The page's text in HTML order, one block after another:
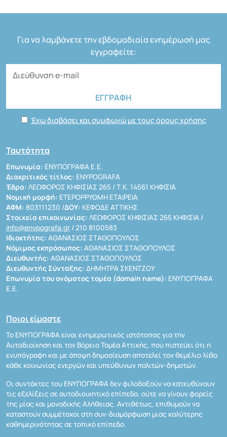
Για να λαμβάνετε την εβδομαδιαία ενημέρωσή μας
εγγραφείτε:
Έχω διαβάσει και συμφωνώ με τους όρους χρήσης
Ταυτότητα
Επωνυμία: ΕΝΥΠΟΓΡΑΦΑ Ε.Ε.
Διακριτικός τίτλος: ENYPOGRAFA
Έδρα: ΛΕΩΦΟΡΟΣ ΚΗΦΙΣΙΑΣ 265 / Τ.Κ. 14561 ΚΗΦΙΣΙΑ
Νομική μορφή: ΕΤΕΡΟΡΡΥΘΜΗ ΕΤΑΙΡΕΙΑ
ΑΦΜ: 803111230 /ΔΟΥ: ΚΕΦΟΔΕ ΑΤΤΙΚΗΣ
Στοιχεία επικοινωνίας: ΛΕΩΦΟΡΟΣ ΚΗΦΙΣΙΑΣ 265 ΚΗΦΙΣΙΑ /
info@enypografa.gr / 210 8100583
Ιδιοκτήτης: ΑΘΑΝΑΣΙΟΣ ΣΤΑΘΟΠΟΥΛΟΣ
Νόμιμος εκπρόσωπος: ΑΘΑΝΑΣΙΟΣ ΣΤΑΘΟΠΟΥΛΟΣ
Διευθυντής: ΑΘΑΝΑΣΙΟΣ ΣΤΑΘΟΠΟΥΛΟΣ
Διευθυντής Σύνταξης: ΔΗΜΗΤΡΑ ΣΚΕΝΤΖΟΥ
Επωνυμία του ονόματος τομέα (domain name): ΕΝΥΠΟΓΡΑΦΑ
Ε.Ε.
Ποιοι είμαστε
Το ΕΝΥΠΟΓΡΑΦΑ είναι ενημερωτικός ιστότοπος για την
Αυτοδιοίκηση και τον Βόρειο Τομέα Αττικής, που πιστεύει ότι η
ενυπόγραφη και με άποψη δημοσίευση αποτελεί τον θεμέλιο λίθο
κάθε κοινωνίας ενεργών και υπεύθυνων πολιτών-δημοτών.
Οι συντάκτες του ΕΝΥΠΟΓΡΑΦΑ δεν φιλοδοξούν να κατευθύνουν
τις εξελίξεις σε αυτοδιοικητικό επίπεδο, ούτε να γίνουν φορείς
της μίας και μοναδικής Αλήθειας. Αντιθέτως, επιθυμούν να
καταστούν συμμέτοχοι στη συν-διαμόρφωση μιας καλύτερης
καθημερινότητας σε τοπικό επίπεδο.